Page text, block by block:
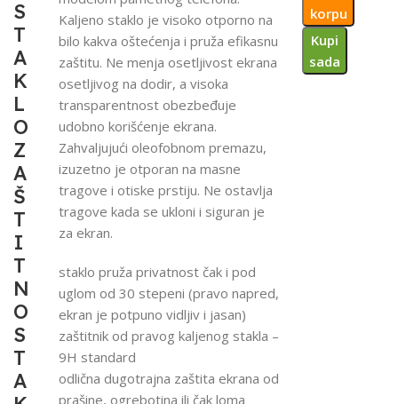
S
T
A
K
L
O
Z
A
Š
T
I
T
N
O
S
T
A
Kaljeno staklo je visoko otporno na
bilo kakva oštećenja i pruža efikasnu
zaštitu. Ne menja osetljivost ekrana
osetljivog na dodir, a visoka
transparentnost obezbeđuje
udobno korišćenje ekrana.
Zahvaljujući oleofobnom premazu,
izuzetno je otporan na masne
tragove i otiske prstiju. Ne ostavlja
tragove kada se ukloni i siguran je
za ekran.
staklo pruža privatnost čak i pod
uglom od 30 stepeni (pravo napred,
ekran je potpuno vidljiv i jasan)
zaštitnik od pravog kaljenog stakla –
9H standard
odlična dugotrajna zaštita ekrana od
prašine, ogrebotina ili čak loma
korpu
Kupi
sada